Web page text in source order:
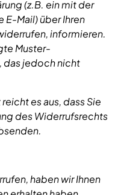
(z.B. ein mit der
E-Mail) über Ihren
informieren.
Muster-
das jedoch nicht
es aus, dass Sie
des Widerrufsrechts
haben wir Ihnen